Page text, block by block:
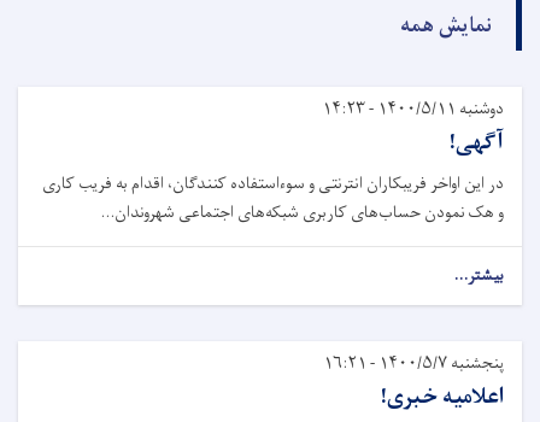
نمایش همه
دوشنبه ۱۴۰۰/۵/۱۱ - ۱۴:۲۳
آگهی!‏
در این اواخر فریبکاران انترنتی و سوءاستفاده کنندگان، اقدام به ‏فریب کاری
و هک نمودن حساب‌های کاربری شبکه‌های اجتماعی شهروندان...
بیشتر...
پنجشنبه ۱۴۰۰/۵/۷ - ۱۶:۲۱
اعلامیه خبری!